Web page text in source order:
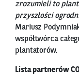
zrozumieli to
przyszłości
Mariusz
współtwórca
plantatorów.
Lista partnerów